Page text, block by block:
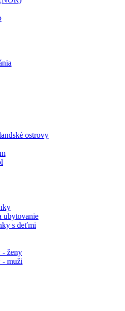
ostrovy
ubytovanie
s deťmi
- ženy
- muži